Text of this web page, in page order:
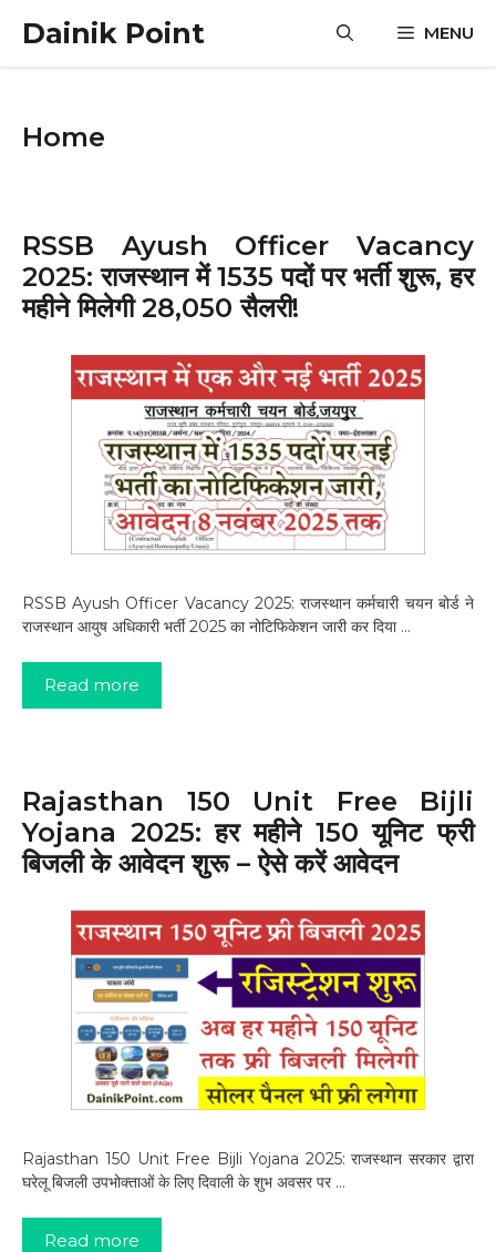
Dainik Point MENU
Home
RSSB Ayush Officer Vacancy
2025: राजस्थान में 1535 पदों पर भर्ती शुरू, हर
महीने मिलेगी ₹28,050 सैलरी!
RSSB Ayush Officer Vacancy 2025: राजस्थान कर्मचारी चयन बोर्ड ने
राजस्थान आयुष अधिकारी भर्ती 2025 का नोटिफिकेशन जारी कर दिया …
Read more
Rajasthan 150 Unit Free Bijli
Yojana 2025: हर महीने 150 यूनिट फ्री
बिजली के आवेदन शुरू – ऐसे करें आवेदन
Rajasthan 150 Unit Free Bijli Yojana 2025: राजस्थान सरकार द्वारा
घरेलू बिजली उपभोक्ताओं के लिए दिवाली के शुभ अवसर पर …
Read more